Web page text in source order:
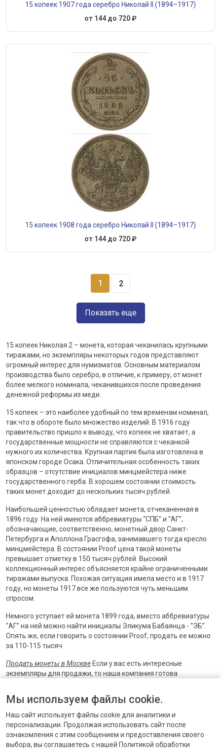
15 копеек 1907 года серебро Николай II (1894–1917)
от 144 до 720 ₽
15 копеек 1908 года серебро Николай II (1894–1917)
от 144 до 720 ₽
1 2
Показать еще
15 копеек Николая 2 – монета, которая чеканилась крупными
тиражами, но экземпляры некоторых годов представляют
огромный интерес для нумизматов. Основным материалом
производства было серебро, в отличие, к примеру, от монет
более мелкого номинала, чеканившихся после проведения
денежной реформы из меди.
15 копеек – это наиболее удобный по тем временам номинал,
так что в обороте было множество изделий. В 1916 году
правительство пришло к выводу, что копеек не хватает, а
государственные мощности не справляются с чеканкой
нужного их количества. Крупная партия была изготовлена в
японском городе Осака. Отличительная особенность таких
образцов – отсутствие инициалов минцмейстера ниже
государственного герба. В хорошем состоянии стоимость
таких монет доходит до нескольких тысяч рублей.
Наибольшей ценностью обладает монета, отчеканенная в
1896 году. На ней имеются аббревиатуры “СПБ” и “АГ”,
обозначающие, соответственно, монетный двор Санкт-
Петербурга и Аполлона Грасгофа, занимавшего тогда кресло
минцмейстера. В состоянии Proof цена такой монеты
превышает отметку в 150 тысяч рублей. Высокий
коллекционный интерес объясняется крайне ограниченными
тиражами выпуска. Похожая ситуация имела место и в 1917
году, но монеты 1917 все же пользуются чуть меньшим
спросом.
Немного уступает ей монета 1899 года, вместо аббревиатуры
“АГ” на ней можно найти инициалы Эликума Бабаянца - “ЭБ”.
Опять же, если говорить о состоянии Proof, продать ее можно
за 110-115 тысяч.
Продать монеты в Москве Если у вас есть интересные
экземпляры для продажи, то наша компания готова
но и проведем их оценку. Процедура оценки может быть
проведена дистанционно, для этого нам необходимо прислать
хорошие фотографии, где видны все особенности изделия.
Мы используем файлы cookie.
Наш сайт использует файлы cookie для аналитики и
персонализации. Продолжая использовать сайт после
ознакомления с этим сообщением и предоставления своего
выбора, вы соглашаетесь с нашей Политикой обработки